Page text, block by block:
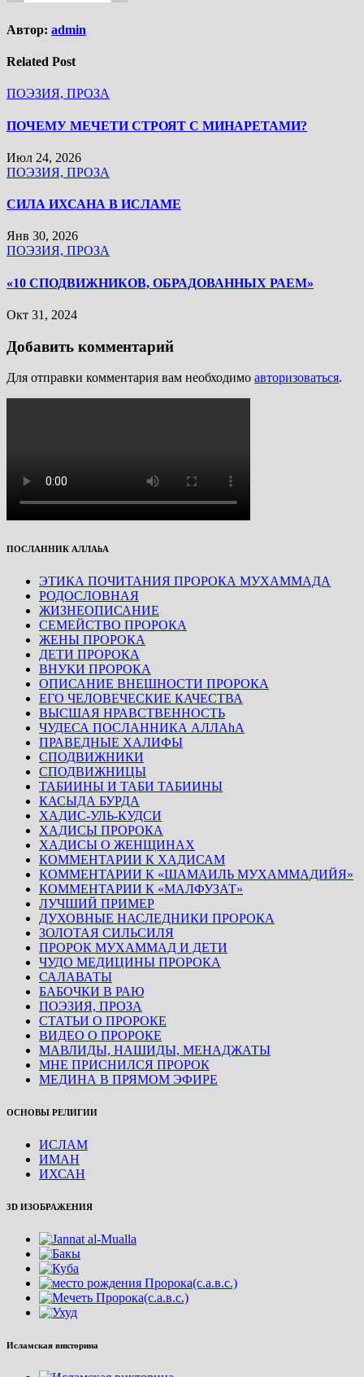
Автор: admin
Related Post
ПОЭЗИЯ, ПРОЗА
ПОЧЕМУ МЕЧЕТИ СТРОЯТ С МИНАРЕТАМИ?
Июл 24, 2026
ПОЭЗИЯ, ПРОЗА
СИЛА ИХСАНА В ИСЛАМЕ
Янв 30, 2026
ПОЭЗИЯ, ПРОЗА
«10 СПОДВИЖНИКОВ, ОБРАДОВАННЫХ РАЕМ»
Окт 31, 2024
Добавить комментарий
Для отправки комментария вам необходимо авторизоваться.
ПОСЛАННИК АЛЛАhА
ЭТИКА ПОЧИТАНИЯ ПРОРОКА МУХАММАДА
РОДОСЛОВНАЯ
ЖИЗНЕОПИСАНИЕ
СЕМЕЙСТВО ПРОРОКА
ЖЕНЫ ПРОРОКА
ДЕТИ ПРОРОКА
ВНУКИ ПРОРОКА
ОПИСАНИЕ ВНЕШНОСТИ ПРОРОКА
ЕГО ЧЕЛОВЕЧЕСКИЕ КАЧЕСТВА
ВЫСШАЯ НРАВСТВЕННОСТЬ
ЧУДЕСА ПОСЛАННИКА АЛЛАhА
ПРАВЕДНЫЕ ХАЛИФЫ
СПОДВИЖНИКИ
СПОДВИЖНИЦЫ
ТАБИИНЫ И ТАБИ ТАБИИНЫ
КАСЫДА БУРДА
ХАДИС-УЛЬ-КУДСИ
ХАДИСЫ ПРОРОКА
ХАДИСЫ О ЖЕНЩИНАХ
КОММЕНТАРИИ К ХАДИСАМ
КОММЕНТАРИИ К «ШАМАИЛЬ МУХАММАДИЙЯ»
КОММЕНТАРИИ К «МАЛФУЗАТ»
ЛУЧШИЙ ПРИМЕР
ДУХОВНЫЕ НАСЛЕДНИКИ ПРОРОКА
ЗОЛОТАЯ СИЛЬСИЛЯ
ПРОРОК МУХАММАД И ДЕТИ
ЧУДО МЕДИЦИНЫ ПРОРОКА
САЛАВАТЫ
БАБОЧКИ В РАЮ
ПОЭЗИЯ, ПРОЗА
СТАТЬИ О ПРОРОКЕ
ВИДЕО О ПРОРОКЕ
МАВЛИДЫ, НАШИДЫ, МЕНАДЖАТЫ
МНЕ ПРИСНИЛСЯ ПРОРОК
МЕДИНА В ПРЯМОМ ЭФИРЕ
ОСНОВЫ РЕЛИГИИ
ИСЛАМ
ИМАН
ИХСАН
3D ИЗОБРАЖЕНИЯ
Исламская викторина